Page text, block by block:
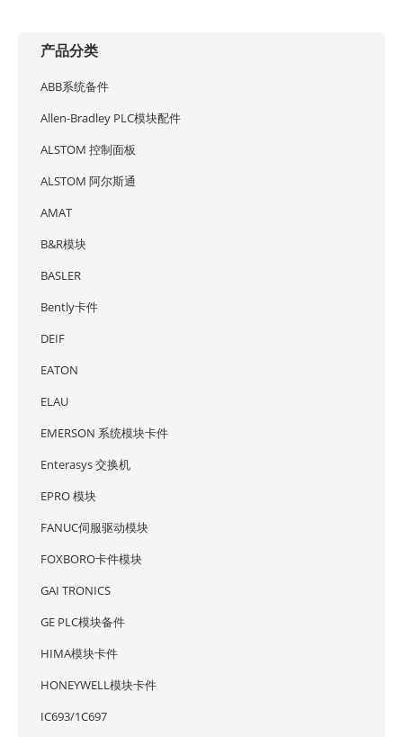
产品分类
ABB系统备件
Allen-Bradley PLC模块配件
ALSTOM 控制面板
ALSTOM 阿尔斯通
AMAT
B&R模块
BASLER
Bently卡件
DEIF
EATON
ELAU
EMERSON 系统模块卡件
Enterasys 交换机
EPRO 模块
FANUC伺服驱动模块
FOXBORO卡件模块
GAI TRONICS
GE PLC模块备件
HIMA模块卡件
HONEYWELL模块卡件
IC693/1C697